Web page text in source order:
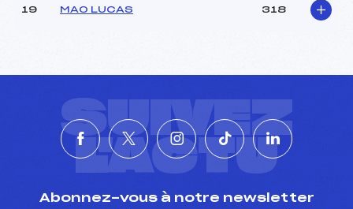
19 MAO LUCAS 318
SUIVEZ
L'ACTU
Abonnez-vous à notre newsletter